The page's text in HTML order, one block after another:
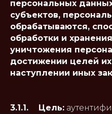
персональных
субъектов,
обрабатываются,
обработки и
уничтожения
достижении целей
наступлении иных
3.1.1. Цель: